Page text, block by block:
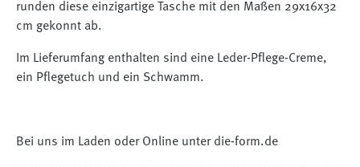
runden diese einzigartige Tasche mit den Maßen 29x16x32
cm gekonnt ab.
Im Lieferumfang enthalten sind eine Leder-Pflege-Creme,
ein Pflegetuch und ein Schwamm.
Bei uns im Laden oder Online unter die-form.de